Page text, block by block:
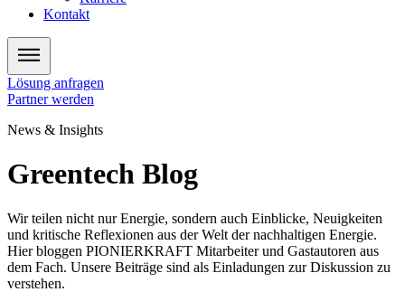
Kontakt
Lösung anfragen
Partner werden
News & Insights
Greentech Blog
Wir teilen nicht nur Energie, sondern auch Einblicke, Neuigkeiten
und kritische Reflexionen aus der Welt der nachhaltigen Energie.
Hier bloggen PIONIERKRAFT Mitarbeiter und Gastautoren aus
dem Fach. Unsere Beiträge sind als Einladungen zur Diskussion zu
verstehen.